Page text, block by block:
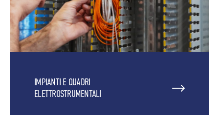
IMPIANTI E QUADRI
ELETTROSTRUMENTALI